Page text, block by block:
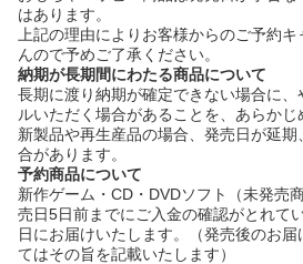
はあります。
上記の理由によりお客様からのご予約
んので予めご了承ください。
納期が長期間にわたる商品について
長期に渡り納期が確定できない場合に
ルいただく場合があることを、あらかじ
新製品や再生産品の場合、発売日が延
合があります。
予約商品について
新作ゲーム・CD・DVDソフト（未発売
売日5日前までにご入金の確認がとれて
日にお届けいたします。（発売後のお
てはその旨を記載いたします）